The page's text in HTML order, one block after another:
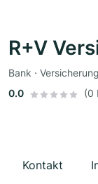
R+V
0.0
(0
Kontakt